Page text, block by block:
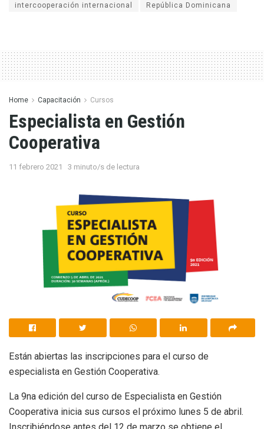
intercooperación internacional República Dominicana
Home Capacitación Cursos
Especialista en Gestión
Cooperativa
11 febrero 2021 3 minuto/s de lectura
Están abiertas las inscripciones para el curso de
especialista en Gestión Cooperativa.
La 9na edición del curso de Especialista en Gestión
Cooperativa inicia sus cursos el próximo lunes 5 de abril.